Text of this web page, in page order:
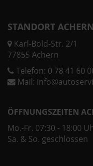
STANDORT ACHERN
Karl-Bold-Str. 2/1
77855 Achern
Telefon: 0 78 41 60
Mail:
ÖFFNUNGSZEITEN
Mo.-Fr. 07:30 - 18:00
Sa. & So. geschlossen